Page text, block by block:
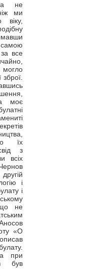
не
ми
віку,
самою
все
моє
їх
з
всіх
і
і
що не
«О
при
був